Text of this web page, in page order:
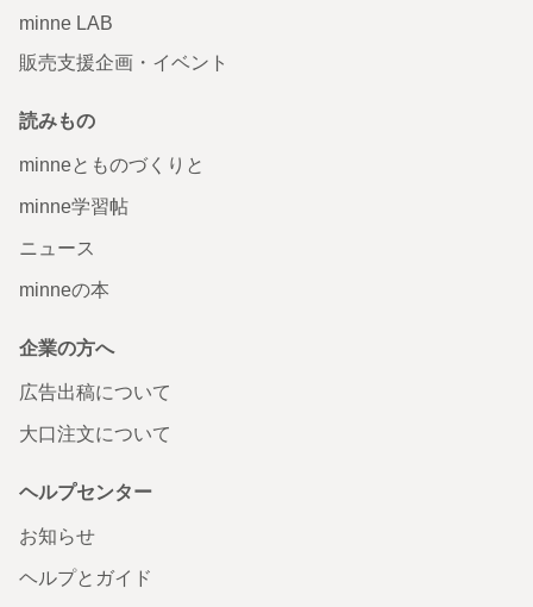
minne LAB
販売支援企画・イベント
読みもの
minneとものづくりと
minne学習帖
ニュース
minneの本
企業の方へ
広告出稿について
大口注文について
ヘルプセンター
お知らせ
ヘルプとガイド